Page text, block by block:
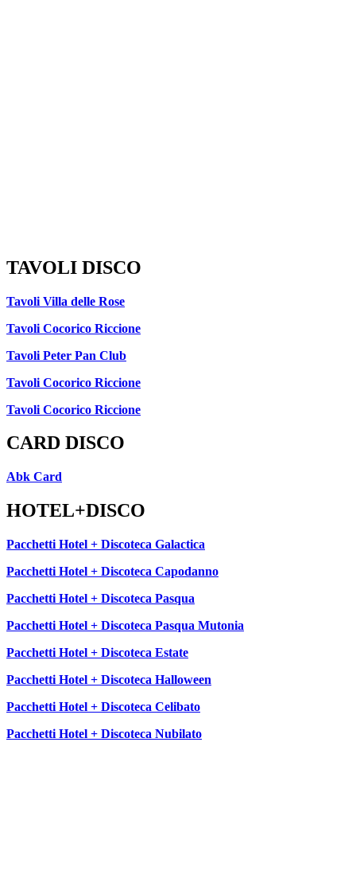
TAVOLI DISCO
Tavoli Villa delle Rose
Tavoli Cocorico Riccione
Tavoli Peter Pan Club
Tavoli Cocorico Riccione
Tavoli Cocorico Riccione
CARD DISCO
Abk Card
HOTEL+DISCO
Pacchetti Hotel + Discoteca Galactica
Pacchetti Hotel + Discoteca Capodanno
Pacchetti Hotel + Discoteca Pasqua
Pacchetti Hotel + Discoteca Pasqua Mutonia
Pacchetti Hotel + Discoteca Estate
Pacchetti Hotel + Discoteca Halloween
Pacchetti Hotel + Discoteca Celibato
Pacchetti Hotel + Discoteca Nubilato